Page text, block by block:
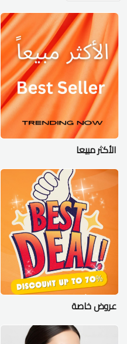
الأكثر مبيعا
عروض خاصة